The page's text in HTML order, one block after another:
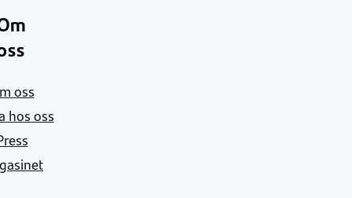
oss
hos oss